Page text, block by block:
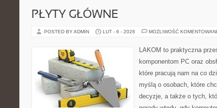
PŁYTY GŁÓWNE
POSTED BY ADMIN LUT - 6 - 2026 MOŻLIWOŚĆ
LAKOM to praktyczna
komponentom PC oraz
które pracują nam na co
myślą o osobach, które
decyzje, a także o tych,